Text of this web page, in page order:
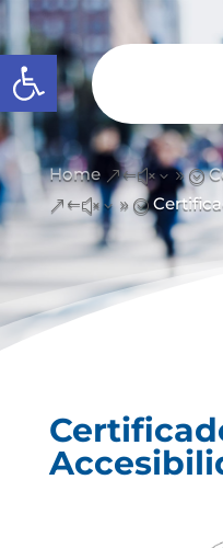
Abrir barra de
Home &#x39;
&#x39;